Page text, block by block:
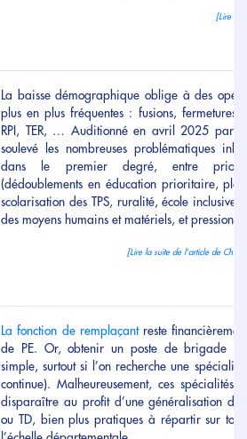
[Lire la
La baisse démographique oblige à des
plus en plus fréquentes : fusions, fermetures
RPI, TER, … Auditionné en avril 2025 par
soulevé les nombreuses problématiques
dans le premier degré, entre
(dédoublements en éducation prioritaire,
scolarisation des TPS, ruralité, école
des moyens humains et matériels, et pressions
[Lire la suite de l'article de
La fonction de remplaçantreste
de PE. Or, obtenir un poste de brigade au
simple, surtout si l’on recherche une
continue). Malheureusement, ces spécialités
disparaître au profit d’une généralisation
ou TD, bien plus pratiques à répartir sur